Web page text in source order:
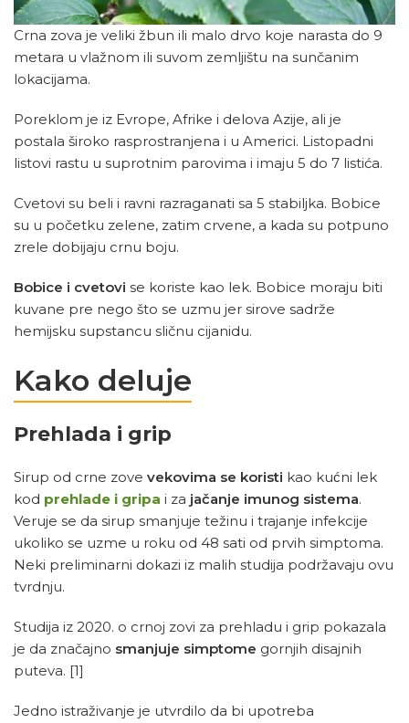
Crna zova je veliki žbun ili malo drvo koje narasta do 9
metara u vlažnom ili suvom zemljištu na sunčanim
lokacijama.
Poreklom je iz Evrope, Afrike i delova Azije, ali je
postala široko rasprostranjena i u Americi. Listopadni
listovi rastu u suprotnim parovima i imaju 5 do 7 listića.
Cvetovi su beli i ravni razraganati sa 5 stabiljka. Bobice
su u početku zelene, zatim crvene, a kada su potpuno
zrele dobijaju crnu boju.
Bobice i cvetovi se koriste kao lek. Bobice moraju biti
kuvane pre nego što se uzmu jer sirove sadrže
hemijsku supstancu sličnu cijanidu.
Kako deluje
Prehlada i grip
Sirup od crne zove vekovima se koristi kao kućni lek
kod prehlade i gripa i za jačanje imunog sistema.
Veruje se da sirup smanjuje težinu i trajanje infekcije
ukoliko se uzme u roku od 48 sati od prvih simptoma.
Neki preliminarni dokazi iz malih studija podržavaju ovu
tvrdnju.
Studija iz 2020. o crnoj zovi za prehladu i grip pokazala
je da značajno smanjuje simptome gornjih disajnih
puteva. [1]
Jedno istraživanje je utvrdilo da bi upotreba